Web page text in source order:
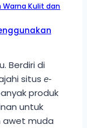
Kulit dan
Berdiri di
situs e-
produk
untuk
awet muda